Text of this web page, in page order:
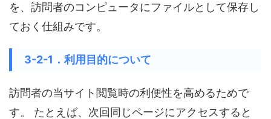
を、訪問者のコンピュータにファイルとして保存し
ておく仕組みです。
3-2-1．利用目的について
訪問者の当サイト閲覧時の利便性を高めるためで
す。 たとえば、次回同じページにアクセスすると